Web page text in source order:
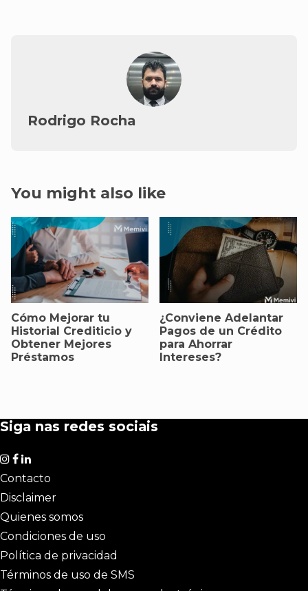
Rodrigo Rocha
You might also like
Cómo Mejorar tu
Historial Crediticio y
Obtener Mejores
Préstamos
¿Conviene Adelantar
Pagos de un Crédito
para Ahorrar
Intereses?
Siga nas redes sociais
Contacto
Disclaimer
Quienes somos
Condiciones de uso
Política de privacidad
Términos de uso de SMS